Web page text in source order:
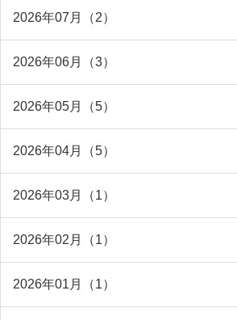
2026年07月（2）
2026年06月（3）
2026年05月（5）
2026年04月（5）
2026年03月（1）
2026年02月（1）
2026年01月（1）